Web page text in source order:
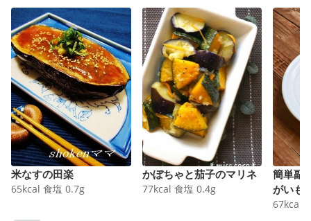
米なすの田楽
65kcal 食塩 0.7g
かぼちゃと茄子のマリネ
77kcal 食塩 0.4g
簡単副
がいも
67kcal